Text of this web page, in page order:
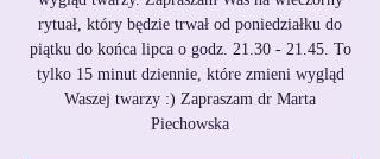
rytuał, który będzie trwał od poniedziałku do
piątku do końca lipca o godz. 21.30 - 21.45. To
tylko 15 minut dziennie, które zmieni wygląd
Waszej twarzy :) Zapraszam dr Marta
Piechowska